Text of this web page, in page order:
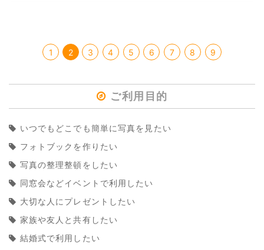
1 2 3 4 5 6 7 8 9
ご利用目的
いつでもどこでも簡単に写真を見たい
フォトブックを作りたい
写真の整理整頓をしたい
同窓会などイベントで利用したい
大切な人にプレゼントしたい
家族や友人と共有したい
結婚式で利用したい